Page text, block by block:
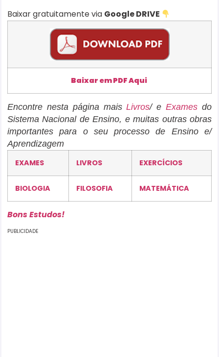
Baixar gratuitamente via Google DRIVE
Baixar em PDF Aqui
Encontre nesta página maisLivros/ eExames do
Sistema Nacional de Ensino, e muitas outras obras
importantes para o seu processo de Ensino e/
Aprendizagem
EXAMES
LIVROS EXERCÍCIOS
BIOLOGIA FILOSOFIA MATEMÁTICA
Bons Estudos!
PUBLICIDADE